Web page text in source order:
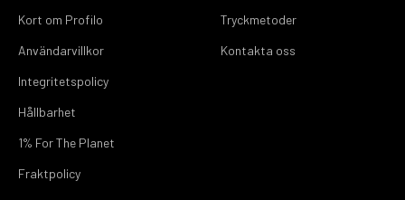
Kort om Profilo
Användarvillkor
Integritetspolicy
Hållbarhet
1% For The Planet
Fraktpolicy
Tryckmetoder
Kontakta oss